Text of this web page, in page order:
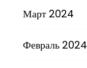
Март 2024
Февраль 2024